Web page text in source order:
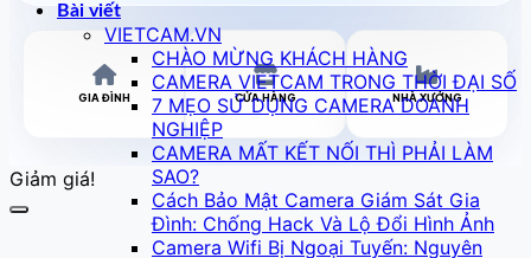
Bài viết
VIETCAM.VN
CHÀO MỪNG KHÁCH HÀNG
CAMERA VIETCAM TRONG THỜI ĐẠI SỐ
7 MẸO SỬ DỤNG CAMERA DOANH
NGHIỆP
CAMERA MẤT KẾT NỐI THÌ PHẢI LÀM
SAO?
Cách Bảo Mật Camera Giám Sát Gia
Đình: Chống Hack Và Lộ Đổi Hình Ảnh
Camera Wifi Bị Ngoại Tuyến: Nguyên
GIA ĐÌNH CỬA HÀNG NHÀ XƯỞNG
Giảm giá!